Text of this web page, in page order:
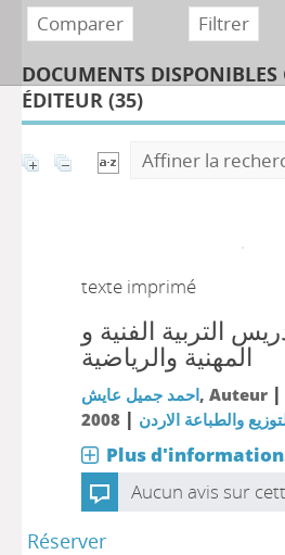
DOCUMENTS DISPONIBLES
ÉDITEUR (35)
Affiner la
texte imprimé
التربية الفنية و
المهنية والرياضية
احمد جميل عايش, Auteur |
والطباعة الاردن |
2008
Plus
Aucun avis sur
Réserver